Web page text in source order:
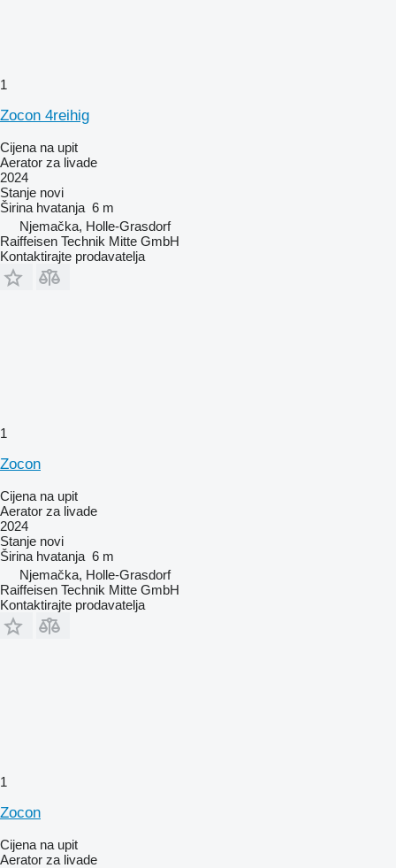
1
Zocon 4reihig
Cijena na upit
Aerator za livade
2024
Stanje novi
Širina hvatanja 6 m
Njemačka, Holle-Grasdorf
Raiffeisen Technik Mitte GmbH
Kontaktirajte prodavatelja
1
Zocon
Cijena na upit
Aerator za livade
2024
Stanje novi
Širina hvatanja 6 m
Njemačka, Holle-Grasdorf
Raiffeisen Technik Mitte GmbH
Kontaktirajte prodavatelja
1
Zocon
Cijena na upit
Aerator za livade